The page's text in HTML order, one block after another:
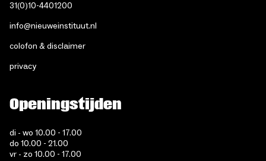
31(0)10-4401200
info@nieuweinstituut.nl
colofon & disclaimer
privacy
Openingstijden
di - wo 10.00 - 17.00
do 10.00 - 21.00
vr - zo 10.00 - 17.00